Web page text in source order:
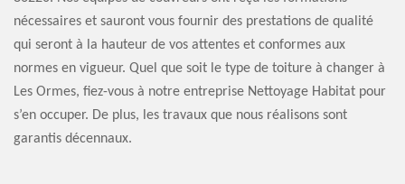
nécessaires et sauront vous fournir des prestations de qualité
qui seront à la hauteur de vos attentes et conformes aux
normes en vigueur. Quel que soit le type de toiture à changer à
Les Ormes, fiez-vous à notre entreprise Nettoyage Habitat pour
s’en occuper. De plus, les travaux que nous réalisons sont
garantis décennaux.